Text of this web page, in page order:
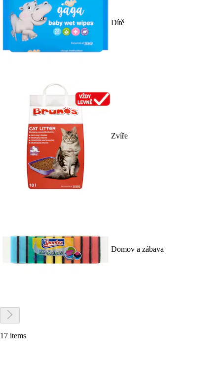
Dítě
Zvíře
Domov a zábava
17 items